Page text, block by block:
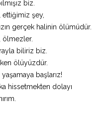
biz.
ettiğimiz şey,
gerçek halinin ölümüdür.
ölmezler.
biliriz biz.
ölüyüzdür.
başlarız!
hissetmekten dolayı